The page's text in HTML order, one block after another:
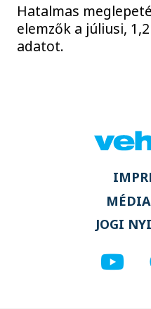
Hatalmas
elemzők a júliusi,
adatot.
JOGI